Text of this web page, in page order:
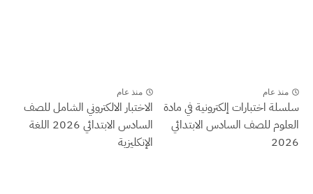
منذ عام
سلسلة اختبارات إلكترونية في مادة
العلوم للصف السادس الابتدائي
2026
منذ عام
الاختبار الالكتروني الشامل للصف
السادس الابتدائي 2026 اللغة
الإنكليزية